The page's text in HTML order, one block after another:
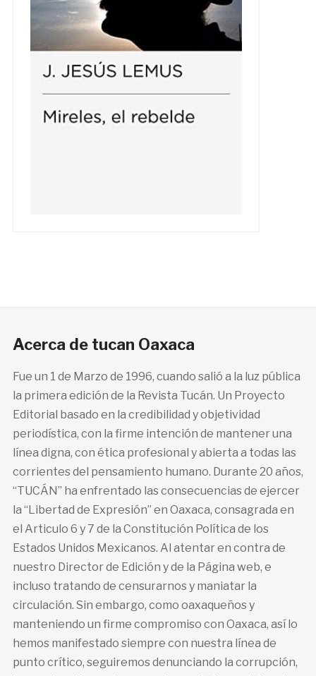
Acerca de tucan Oaxaca
Fue un 1 de Marzo de 1996, cuando salió a la luz pública
la primera edición de la Revista Tucán. Un Proyecto
Editorial basado en la credibilidad y objetividad
periodística, con la firme intención de mantener una
línea digna, con ética profesional y abierta a todas las
corrientes del pensamiento humano. Durante 20 años,
“TUCÁN” ha enfrentado las consecuencias de ejercer
la “Libertad de Expresión” en Oaxaca, consagrada en
el Articulo 6 y 7 de la Constitución Política de los
Estados Unidos Mexicanos. Al atentar en contra de
nuestro Director de Edición y de la Página web, e
incluso tratando de censurarnos y maniatar la
circulación. Sin embargo, como oaxaqueños y
manteniendo un firme compromiso con Oaxaca, así lo
hemos manifestado siempre con nuestra línea de
punto crítico, seguiremos denunciando la corrupción,